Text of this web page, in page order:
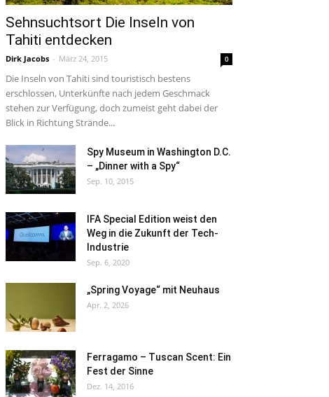
Sehnsuchtsort Die Inseln von
Tahiti entdecken
Dirk Jacobs - März 24, 2015 0
Die Inseln von Tahiti sind touristisch bestens
erschlossen, Unterkünfte nach jedem Geschmack
stehen zur Verfügung, doch zumeist geht dabei der
Blick in Richtung Strände...
Spy Museum in Washington D.C.
– „Dinner with a Spy“
Sep. 10, 2015
IFA Special Edition weist den
Weg in die Zukunft der Tech-
Industrie
Sep. 6, 2020
„Spring Voyage“ mit Neuhaus
Apr. 2, 2026
Ferragamo – Tuscan Scent: Ein
Fest der Sinne
Dez. 14, 2016